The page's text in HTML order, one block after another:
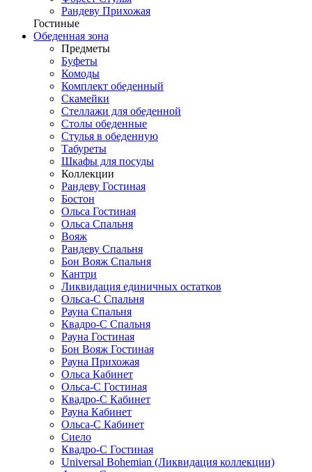
Рандеву Прихожая
Гостиные
Обеденная зона
Предметы
Буфеты
Комоды
Комплект обеденный
Скамейки
Стеллажи для обеденной
Столы обеденные
Стулья в обеденную
Табуреты
Шкафы для посуды
Коллекции
Рандеву Гостиная
Бостон
Ольса Гостиная
Ольса Спальня
Вояж
Рандеву Спальня
Бон Вояж Спальня
Кантри
Ликвидация единичных остатков
Ольса-С Спальня
Рауна Спальня
Квадро-С Спальня
Рауна Гостиная
Бон Вояж Гостиная
Рауна Прихожая
Ольса Кабинет
Ольса-С Гостиная
Квадро-С Кабинет
Рауна Кабинет
Ольса-С Кабинет
Сиело
Квадро-С Гостиная
Universal Bohemian (Ликвидация коллекции)